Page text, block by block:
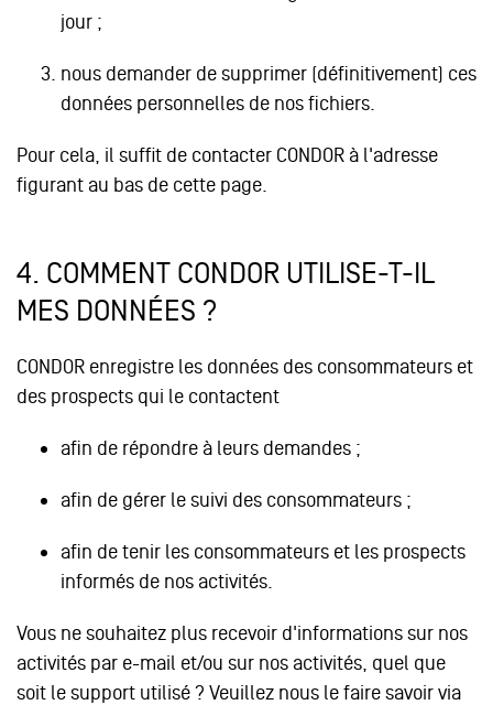
jour ;
nous demander de supprimer (définitivement) ces
données personnelles de nos fichiers.
Pour cela, il suffit de contacter CONDOR à l'adresse
figurant au bas de cette page.
4. COMMENT CONDOR UTILISE-T-IL
MES DONNÉES ?
CONDOR enregistre les données des consommateurs et
des prospects qui le contactent
afin de répondre à leurs demandes ;
afin de gérer le suivi des consommateurs ;
afin de tenir les consommateurs et les prospects
informés de nos activités.
Vous ne souhaitez plus recevoir d'informations sur nos
activités par e-mail et/ou sur nos activités, quel que
soit le support utilisé ? Veuillez nous le faire savoir via